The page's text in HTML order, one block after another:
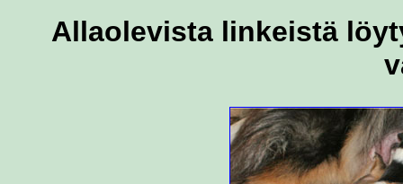
Allaolevista linkeistä